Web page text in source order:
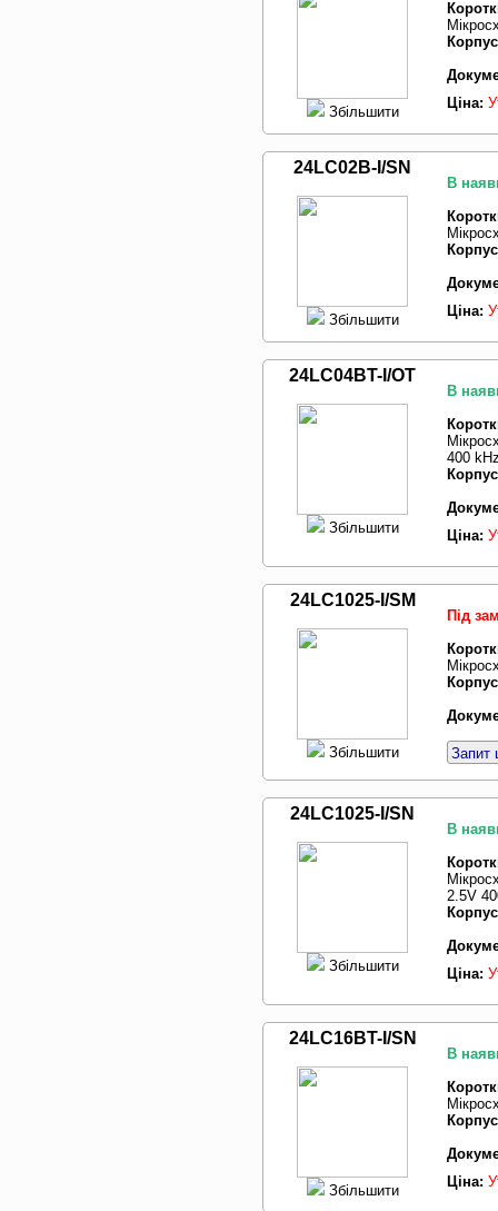
Збільшити
Ціна:
24LC02B-I/SN
Збільшити
В
Ціна:
24LC04BT-I/OT
Збільшити
В
400
Ціна:
24LC1025-I/SM
Збільшити
Під
Запит
24LC1025-I/SN
Збільшити
В
2.5V
Ціна:
24LC16BT-I/SN
Збільшити
В
Ціна: